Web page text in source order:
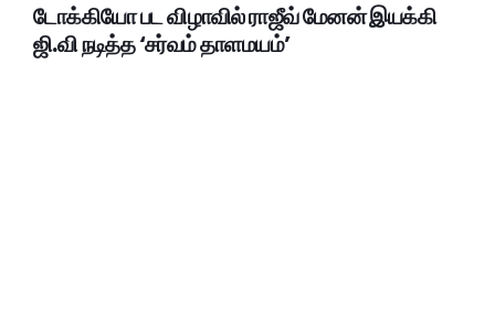
டோக்கியோ பட விழாவில் ராஜீவ் மேனன் இயக்கி
ஜி.வி நடித்த ‘சர்வம் தாளமயம்’